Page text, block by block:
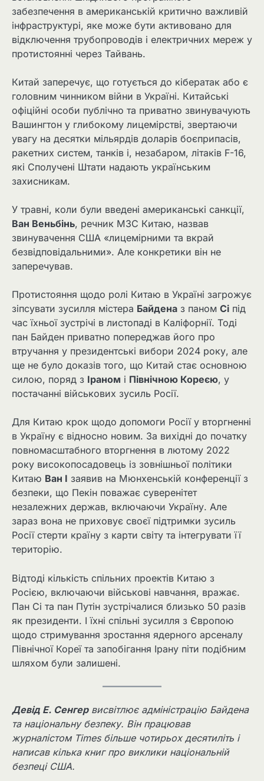
забезпечення в американській критично важливій
інфраструктурі, яке може бути активовано для
відключення трубопроводів і електричних мереж у
протистоянні через Тайвань.
Китай заперечує, що готується до кібератак або є
головним чинником війни в Україні. Китайські
офіційні особи публічно та приватно звинувачують
Вашингтон у глибокому лицемірстві, звертаючи
увагу на десятки мільярдів доларів боєприпасів,
ракетних систем, танків і, незабаром, літаків F-16,
які Сполучені Штати надають українським
захисникам.
У травні, коли були введені американські санкції,
Ван Веньбінь, речник МЗС Китаю, назвав
звинувачення США «лицемірними та вкрай
безвідповідальними». Але конкретики він не
заперечував.
Протистояння щодо ролі Китаю в Україні загрожує
зіпсувати зусилля містера Байдена з паном Сі під
час їхньої зустрічі в листопаді в Каліфорнії. Тоді
пан Байден приватно попереджав його про
втручання у президентські вибори 2024 року, але
ще не було доказів того, що Китай стає основною
силою, поряд з Іраном і Північною Кореєю, у
постачанні військових зусиль Росії.
Для Китаю крок щодо допомоги Росії у вторгненні
в Україну є відносно новим. За вихідні до початку
повномасштабного вторгнення в лютому 2022
року високопосадовець із зовнішньої політики
Китаю Ван І заявив на Мюнхенській конференції з
безпеки, що Пекін поважає суверенітет
незалежних держав, включаючи Україну. Але
зараз вона не приховує своєї підтримки зусиль
Росії стерти країну з карти світу та інтегрувати її
територію.
Відтоді кількість спільних проектів Китаю з
Росією, включаючи військові навчання, вражає.
Пан Сі та пан Путін зустрічалися близько 50 разів
як президенти. І їхні спільні зусилля з Європою
щодо стримування зростання ядерного арсеналу
Північної Кореї та запобігання Ірану піти подібним
шляхом були залишені.
Девід Е. Сенгервисвітлює адміністрацію Байдена
та національну безпеку. Він працював
журналістом Times більше чотирьох десятиліть і
написав кілька книг про виклики національній
безпеці США.